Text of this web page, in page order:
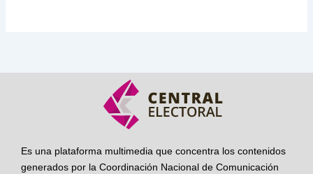
Es una plataforma multimedia que concentra los contenidos
generados por la Coordinación Nacional de Comunicación